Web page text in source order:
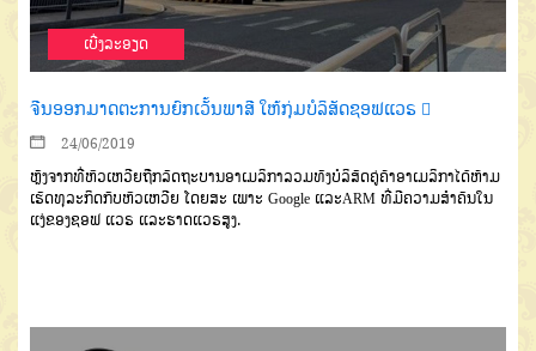
ເບີ່ງລະອຽດ
ຈີນອອກມາດຕະການຍົກເວັ້ນພາສີ ໃຫ້ກຸ່ມບໍລິສັດຊອຟແວຣ 
24/06/2019
ຫຼັງຈາກທີ່ຫົວເຫວີຍຖືກລັດຖະບານອາເມລິກາລວມທັງບໍລິສັດຄູ່ຄ້າອາເມລິກາໄດ້ຫ້າມ
ເຮັດທຸລະກິດກັບຫົວເຫວີຍ ໂດຍສະ ເພາະ Google ແລະARM ທີ່ມີຄວາມສຳຄັນໃນ
ແງ່ຂອງຊອຟ ແວຣ ແລະຮາດແວຣສູງ.